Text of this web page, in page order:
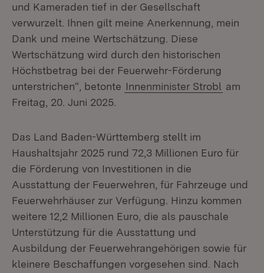
und Kameraden tief in der Gesellschaft
verwurzelt. Ihnen gilt meine Anerkennung, mein
Dank und meine Wertschätzung. Diese
Wertschätzung wird durch den historischen
Höchstbetrag bei der Feuerwehr-Förderung
unterstrichen“, betonte Innenminister Strobl am
Freitag, 20. Juni 2025.
Das Land Baden-Württemberg stellt im
Haushaltsjahr 2025 rund 72,3 Millionen Euro für
die Förderung von Investitionen in die
Ausstattung der Feuerwehren, für Fahrzeuge und
Feuerwehrhäuser zur Verfügung. Hinzu kommen
weitere 12,2 Millionen Euro, die als pauschale
Unterstützung für die Ausstattung und
Ausbildung der Feuerwehrangehörigen sowie für
kleinere Beschaffungen vorgesehen sind. Nach